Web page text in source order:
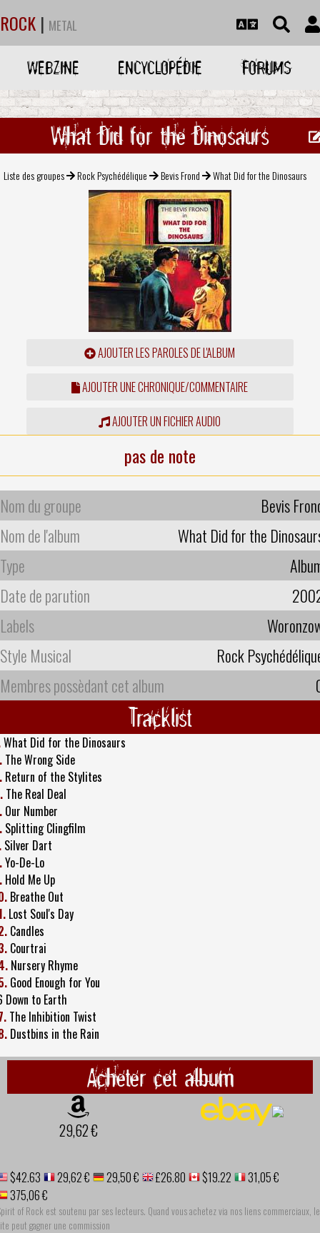
ROCK | METAL
WEBZINE ENCYCLOPÉDIE FORUMS
What Did for the Dinosaurs
Liste des groupes Rock Psychédélique Bevis Frond What Did for the Dinosaurs
AJOUTER LES PAROLES DE L'ALBUM
AJOUTER UNE CHRONIQUE/COMMENTAIRE
AJOUTER UN FICHIER AUDIO
pas de note
Nom du groupe
Bevis
Nom de l'album
What Did for the
Type
Date de parution
Labels
Style Musical
Rock
Membres possèdant cet album
Tracklist
What Did for the Dinosaurs
The Wrong Side
Return of the Stylites
The Real Deal
Our Number
Splitting Clingfilm
Silver Dart
Yo-De-Lo
Hold Me Up
Breathe Out
Lost Soul's Day
Candles
Courtrai
Nursery Rhyme
Good Enough for You
Down to Earth
The Inhibition Twist
Dustbins in the Rain
Acheter cet album
29,62 €
$42.63 29,62 € 29,50 € £26.80 $19.22
31,05 €
375,06 €
of Rock est soutenu par ses lecteurs. Quand vous achetez via nos liens commerciaux, le
peut gagner une commission